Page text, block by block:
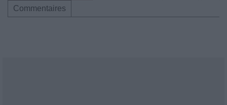
Commentaires